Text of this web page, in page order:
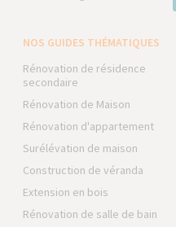
NOS GUIDES THÉMATIQUES
Rénovation de résidence
secondaire
Rénovation de Maison
Rénovation d'appartement
Surélévation de maison
Construction de véranda
Extension en bois
Rénovation de salle de bain